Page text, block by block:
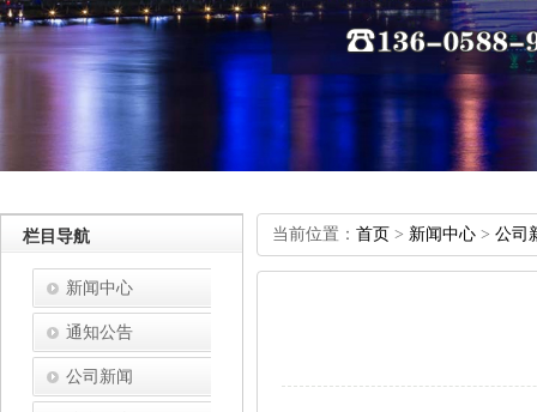
栏目导航
新闻中心
通知公告
公司新闻
当前位置：首页 > 新闻中心 >公司